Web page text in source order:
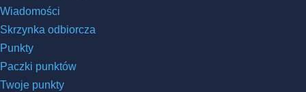
Wiadomości
Skrzynka odbiorcza
Punkty
Paczki punktów
Twoje punkty